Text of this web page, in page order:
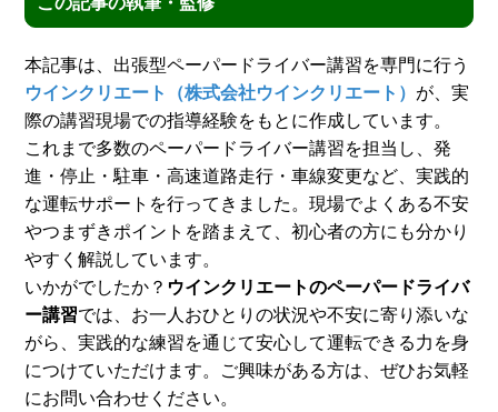
本記事は、出張型ペーパードライバー講習を専門に行う
ウインクリエート（株式会社ウインクリエート） が、実
際の講習現場での指導経験をもとに作成しています。
これまで多数のペーパードライバー講習を担当し、発
進・停止・駐車・高速道路走行・車線変更など、実践的
な運転サポートを行ってきました。現場でよくある不安
やつまずきポイントを踏まえて、初心者の方にも分かり
やすく解説しています。
いかがでしたか？ ウインクリエートのペーパードライバ
ー講習では、お一人おひとりの状況や不安に寄り添いな
がら、実践的な練習を通じて安心して運転できる力を身
につけていただけます。ご興味がある方は、ぜひお気軽
にお問い合わせください。